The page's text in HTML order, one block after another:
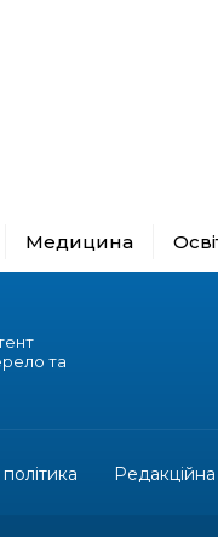
Медицина
та
Редакційна